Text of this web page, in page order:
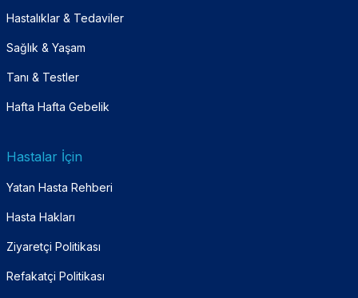
Hastalıklar & Tedaviler
Sağlık & Yaşam
Tanı & Testler
Hafta Hafta Gebelik
Hastalar İçin
Yatan Hasta Rehberi
Hasta Hakları
Ziyaretçi Politikası
Refakatçi Politikası